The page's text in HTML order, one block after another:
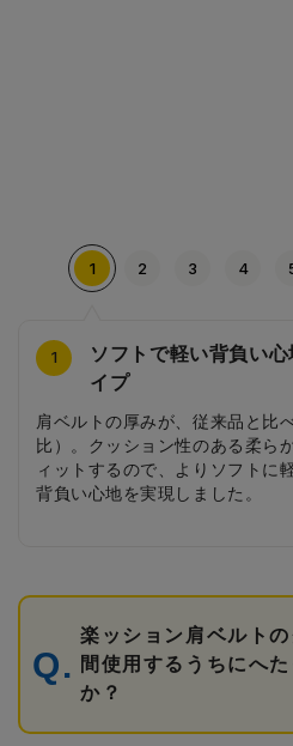
1
ソフトで軽い背負い
イプ
肩ベルトの厚みが、従来品と比
比）。クッション性のある柔ら
ィットするので、よりソフトに
背負い心地を実現しました。
2 キラキラ輝くティア
リーをイメージしたプリンセス
を施しました。
3 シンプルでエレガント
げなくエレガントに仕上げてい
4 ティアラモチーフのび
ドのびょうが存在感大でオシャ
5 ピンク色のフォーハー
レにくく、夏場でも快適に背負
6 プリンセスのような内
がランドセルを開けたときにも
ファイルが入る収納力もありま
7 ゴールドのティアラ
手。細部までかわいらしさを追
もキュートです。
8 ティアラの刺繍を施
上げています。
1 2 3 4
楽ッション肩ベルト
間使用するうちにへ
か？